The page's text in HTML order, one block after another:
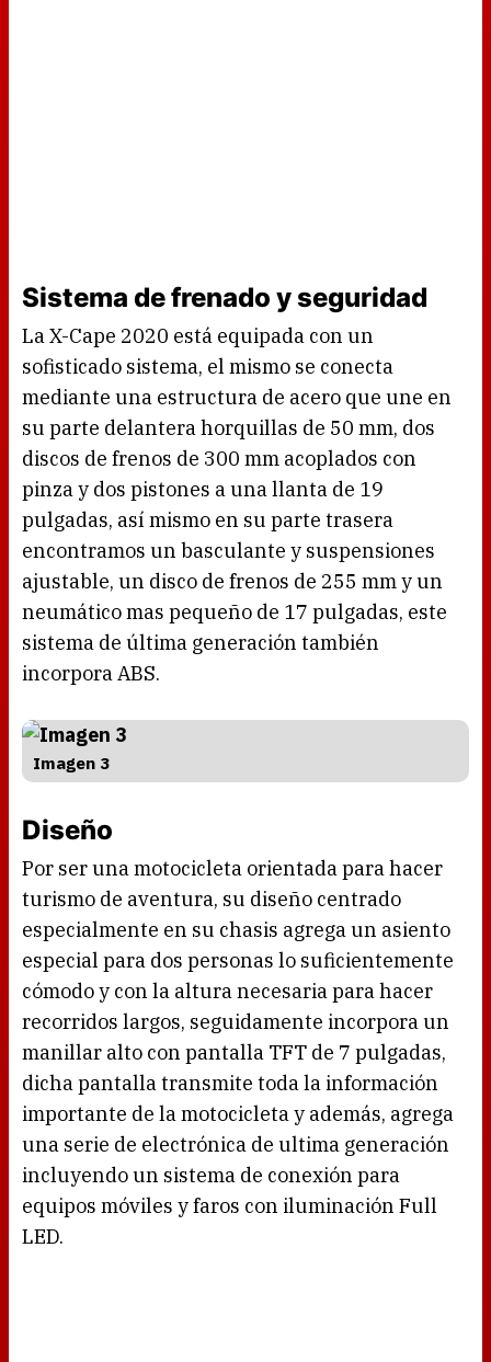
Sistema de frenado y seguridad
La X-Cape 2020 está equipada con un
sofisticado sistema, el mismo se conecta
mediante una estructura de acero que une en
su parte delantera horquillas de 50 mm, dos
discos de frenos de 300 mm acoplados con
pinza y dos pistones a una llanta de 19
pulgadas, así mismo en su parte trasera
encontramos un basculante y suspensiones
ajustable, un disco de frenos de 255 mm y un
neumático mas pequeño de 17 pulgadas, este
sistema de última generación también
incorpora ABS.
Imagen 3
Diseño
Por ser una motocicleta orientada para hacer
turismo de aventura, su diseño centrado
especialmente en su chasis agrega un asiento
especial para dos personas lo suficientemente
cómodo y con la altura necesaria para hacer
recorridos largos, seguidamente incorpora un
manillar alto con pantalla TFT de 7 pulgadas,
dicha pantalla transmite toda la información
importante de la motocicleta y además, agrega
una serie de electrónica de ultima generación
incluyendo un sistema de conexión para
equipos móviles y faros con iluminación Full
LED.